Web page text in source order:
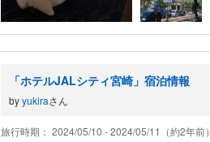
「ホテルJALシティ宮崎」宿泊情報
byyukiraさん
旅行時期： 2024/05/10 - 2024/05/11（約2年前）